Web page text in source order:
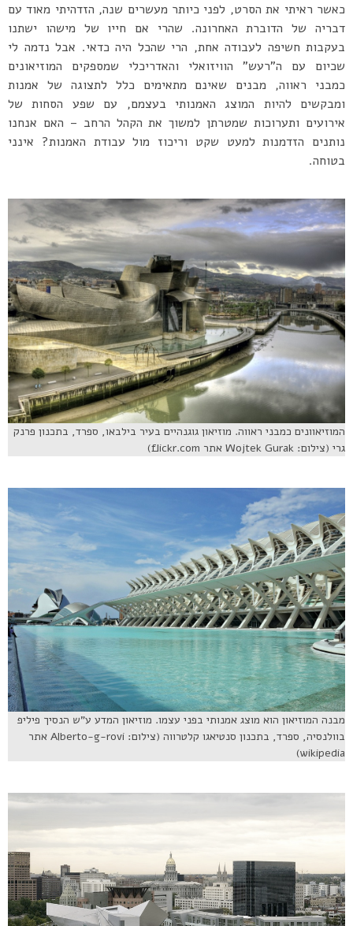
כאשר ראיתי את הסרט, לפני כיותר מעשרים שנה, הזדהיתי מאוד עם
דבריה של הדוברת האחרונה. שהרי אם חייו של מישהו ישתנו
בעקבות חשיפה לעבודה אחת, הרי שהכל היה כדאי. אבל נדמה לי
שכיום עם ה”רעש” הוויזואלי והאדריכלי שמספקים המוזיאונים
כמבני ראווה, מבנים שאינם מתאימים כלל לתצוגה של אמנות
ומבקשים להיות המוצג האמנותי בעצמם, עם שפע הסחות של
אירועים ותערוכות שמטרתן למשוך את הקהל הרחב – האם אנחנו
נותנים הזדמנות למעט שקט וריכוז מול עבודת האמנות? אינני
בטוחה.
המוזיאוונים כמבני ראווה. מוזיאון גוגנהיים בעיר בילבאו, ספרד, בתכנון פרנק
גרי (צילום: Wojtek Gurak אתר flickr.com)
מבנה המוזיאון הוא מוצג אמנותי בפני עצמו. מוזיאון המדע ע”ש הנסיך פיליפ
בוולנסיה, ספרד, בתכנון סנטיאגו קלטרווה (צילום: Alberto-g-rovi אתר
wikipedia)